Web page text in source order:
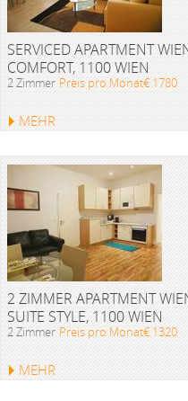
SERVICED APARTMENT
COMFORT, 1100 WIEN
2 Zimmer Preis pro Monat€ 1780
MEHR
2 ZIMMER APARTMENT
SUITE STYLE, 1100 WIEN
2 Zimmer Preis pro Monat€ 1320
MEHR